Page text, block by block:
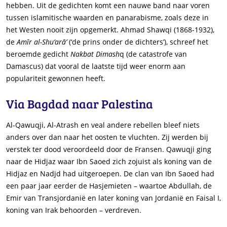
hebben. Uit de gedichten komt een nauwe band naar voren
tussen islamitische waarden en panarabisme, zoals deze in
het Westen nooit zijn opgemerkt. Ahmad Shawqi (1868-1932),
deAmīr al-Shu‘arā’(‘de prins onder de dichters’), schreef het
beroemde gedicht Nakbat Dimashq (de catastrofe van
Damascus) dat vooral de laatste tijd weer enorm aan
populariteit gewonnen heeft.
Via Bagdad naar Palestina
Al-Qawuqji, Al-Atrash en veal andere rebellen bleef niets
anders over dan naar het oosten te vluchten. Zij werden bij
verstek ter dood veroordeeld door de Fransen. Qawuqji ging
naar de Hidjaz waar Ibn Saoed zich zojuist als koning van de
Hidjaz en Nadjd had uitgeroepen. De clan van Ibn Saoed had
een paar jaar eerder de Hasjemieten – waartoe Abdullah, de
Emir van Transjordanië en later koning van Jordanië en Faisal I,
koning van Irak behoorden – verdreven.